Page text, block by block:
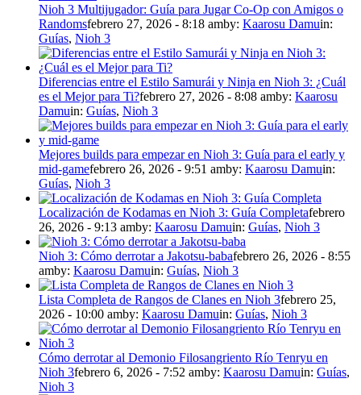
Nioh 3 Multijugador: Guía para Jugar Co-Op con Amigos o
Randomsfebrero 27, 2026 - 8:18 amby: Kaarosu Damuin:
Guías, Nioh 3
Diferencias entre el Estilo Samurái y Ninja en Nioh 3: ¿Cuál
es el Mejor para Ti?febrero 27, 2026 - 8:08 amby: Kaarosu
Damuin: Guías, Nioh 3
Mejores builds para empezar en Nioh 3: Guía para el early y
mid-gamefebrero 26, 2026 - 9:51 amby: Kaarosu Damuin:
Guías, Nioh 3
Localización de Kodamas en Nioh 3: Guía Completafebrero
26, 2026 - 9:13 amby: Kaarosu Damuin: Guías, Nioh 3
Nioh 3: Cómo derrotar a Jakotsu-babafebrero 26, 2026 - 8:55
amby: Kaarosu Damuin: Guías, Nioh 3
Lista Completa de Rangos de Clanes en Nioh 3febrero 25,
2026 - 10:00 amby: Kaarosu Damuin: Guías, Nioh 3
Cómo derrotar al Demonio Filosangriento Río Tenryu en
Nioh 3febrero 6, 2026 - 7:52 amby: Kaarosu Damuin: Guías,
Nioh 3